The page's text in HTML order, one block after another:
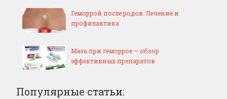
Геморрой после родов. Лечение и
профилактика
Мазь при геморрое — обзор
эффективных препаратов
Популярные статьи: